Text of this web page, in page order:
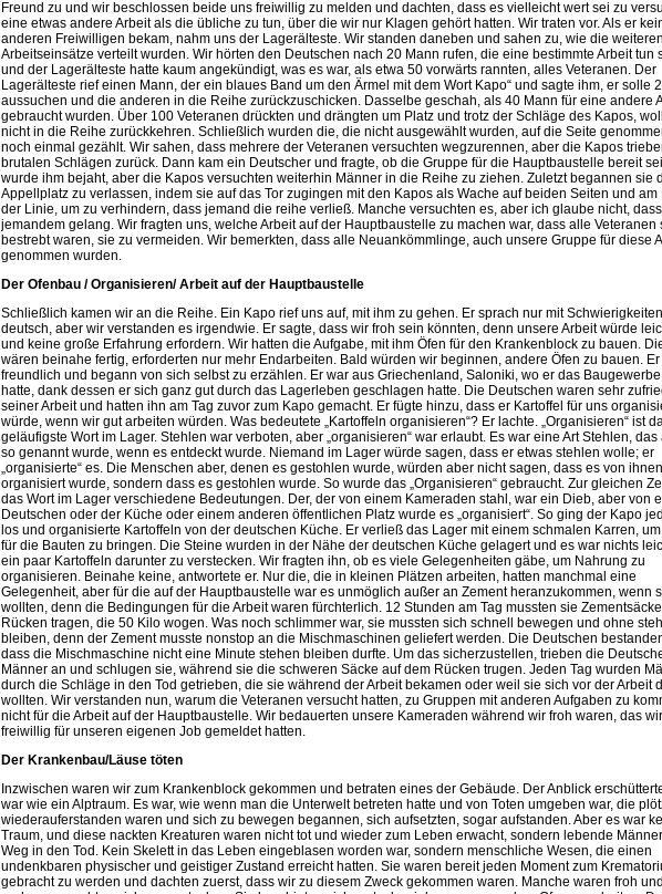
Freund zu und wir beschlossen beide uns freiwillig zu melden und dachten, dass es vielleicht wert sei zu
eine etwas andere Arbeit als die übliche zu tun, über die wir nur Klagen gehört hatten. Wir traten vor. Als er
anderen Freiwilligen bekam, nahm uns der Lagerälteste. Wir standen daneben und sahen zu, wie die weiteren
Arbeitseinsätze verteilt wurden. Wir hörten den Deutschen nach 20 Mann rufen, die eine bestimmte Arbeit tun
und der Lagerälteste hatte kaum angekündigt, was es war, als etwa 50 vorwärts rannten, alles Veteranen. Der
Lagerälteste rief einen Mann, der ein blaues Band um den Ärmel mit dem Wort Kapo“ und sagte ihm, er solle
aussuchen und die anderen in die Reihe zurückzuschicken. Dasselbe geschah, als 40 Mann für eine andere
gebraucht wurden. Über 100 Veteranen drückten und drängten um Platz und trotz der Schläge des Kapos,
nicht in die Reihe zurückkehren. Schließlich wurden die, die nicht ausgewählt wurden, auf die Seite
noch einmal gezählt. Wir sahen, dass mehrere der Veteranen versuchten wegzurennen, aber die Kapos
brutalen Schlägen zurück. Dann kam ein Deutscher und fragte, ob die Gruppe für die Hauptbaustelle bereit
wurde ihm bejaht, aber die Kapos versuchten weiterhin Männer in die Reihe zu ziehen. Zuletzt begannen sie
Appellplatz zu verlassen, indem sie auf das Tor zugingen mit den Kapos als Wache auf beiden Seiten und am
der Linie, um zu verhindern, dass jemand die reihe verließ. Manche versuchten es, aber ich glaube nicht,
jemandem gelang. Wir fragten uns, welche Arbeit auf der Hauptbaustelle zu machen war, dass alle Veteranen
bestrebt waren, sie zu vermeiden. Wir bemerkten, dass alle Neuankömmlinge, auch unsere Gruppe für diese
genommen wurden.
Der Ofenbau / Organisieren/ Arbeit auf der Hauptbaustelle
Schließlich kamen wir an die Reihe. Ein Kapo rief uns auf, mit ihm zu gehen. Er sprach nur mit Schwierigkeiten
deutsch, aber wir verstanden es irgendwie. Er sagte, dass wir froh sein könnten, denn unsere Arbeit würde
und keine große Erfahrung erfordern. Wir hatten die Aufgabe, mit ihm Öfen für den Krankenblock zu bauen.
wären beinahe fertig, erforderten nur mehr Endarbeiten. Bald würden wir beginnen, andere Öfen zu bauen.
freundlich und begann von sich selbst zu erzählen. Er war aus Griechenland, Saloniki, wo er das
hatte, dank dessen er sich ganz gut durch das Lagerleben geschlagen hatte. Die Deutschen waren sehr
seiner Arbeit und hatten ihn am Tag zuvor zum Kapo gemacht. Er fügte hinzu, dass er Kartoffel für uns
würde, wenn wir gut arbeiten würden. Was bedeutete „Kartoffeln organisieren“? Er lachte. „Organisieren“ ist
geläufigste Wort im Lager. Stehlen war verboten, aber „organisieren“ war erlaubt. Es war eine Art Stehlen, das
so genannt wurde, wenn es entdeckt wurde. Niemand im Lager würde sagen, dass er etwas stehlen wolle; er
„organisierte“ es. Die Menschen aber, denen es gestohlen wurde, würden aber nicht sagen, dass es von ihnen
organisiert wurde, sondern dass es gestohlen wurde. So wurde das „Organisieren“ gebraucht. Zur gleichen
das Wort im Lager verschiedene Bedeutungen. Der, der von einem Kameraden stahl, war ein Dieb, aber von
Deutschen oder der Küche oder einem anderen öffentlichen Platz wurde es „organisiert“. So ging der Kapo
los und organisierte Kartoffeln von der deutschen Küche. Er verließ das Lager mit einem schmalen Karren,
für die Bauten zu bringen. Die Steine wurden in der Nähe der deutschen Küche gelagert und es war nichts
ein paar Kartoffeln darunter zu verstecken. Wir fragten ihn, ob es viele Gelegenheiten gäbe, um Nahrung zu
organisieren. Beinahe keine, antwortete er. Nur die, die in kleinen Plätzen arbeiten, hatten manchmal eine
Gelegenheit, aber für die auf der Hauptbaustelle war es unmöglich außer an Zement heranzukommen, wenn
wollten, denn die Bedingungen für die Arbeit waren fürchterlich. 12 Stunden am Tag mussten sie
Rücken tragen, die 50 Kilo wogen. Was noch schlimmer war, sie mussten sich schnell bewegen und ohne
bleiben, denn der Zement musste nonstop an die Mischmaschinen geliefert werden. Die Deutschen
dass die Mischmaschine nicht eine Minute stehen bleiben durfte. Um das sicherzustellen, trieben die
Männer an und schlugen sie, während sie die schweren Säcke auf dem Rücken trugen. Jeden Tag wurden
durch die Schläge in den Tod getrieben, die sie während der Arbeit bekamen oder weil sie sich vor der Arbeit
wollten. Wir verstanden nun, warum die Veteranen versucht hatten, zu Gruppen mit anderen Aufgaben zu
nicht für die Arbeit auf der Hauptbaustelle. Wir bedauerten unsere Kameraden während wir froh waren, das
freiwillig für unseren eigenen Job gemeldet hatten.
Der Krankenbau/Läuse töten
Inzwischen waren wir zum Krankenblock gekommen und betraten eines der Gebäude. Der Anblick
war wie ein Alptraum. Es war, wie wenn man die Unterwelt betreten hatte und von Toten umgeben war, die
wiederauferstanden waren und sich zu bewegen begannen, sich aufsetzten, sogar aufstanden. Aber es war
Traum, und diese nackten Kreaturen waren nicht tot und wieder zum Leben erwacht, sondern lebende
Weg in den Tod. Kein Skelett in das Leben eingeblasen worden war, sondern menschliche Wesen, die einen
undenkbaren physischer und geistiger Zustand erreicht hatten. Sie waren bereit jeden Moment zum
gebracht zu werden und dachten zuerst, dass wir zu diesem Zweck gekommen waren. Manche waren froh und